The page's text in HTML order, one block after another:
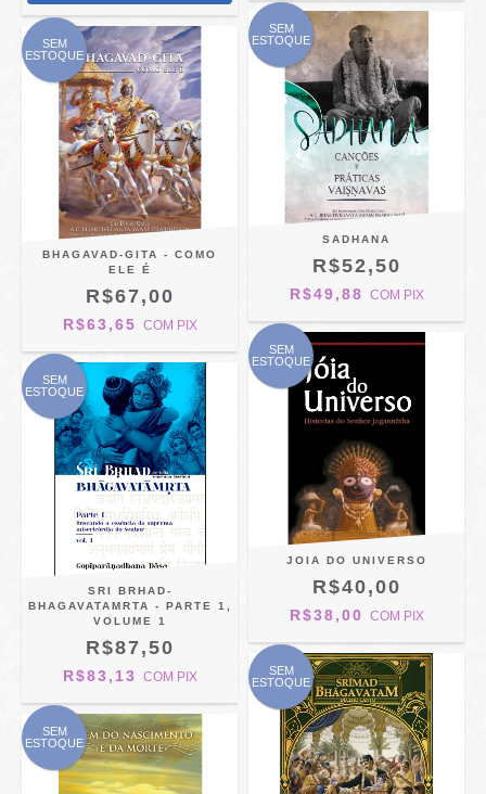
SEM
ESTOQUE
BHAGAVAD-GITA - COMO
ELE É
R$67,00
R$63,65 COM PIX
SEM
ESTOQUE
SADHANA
R$52,50
R$49,88 COM PIX
SEM
ESTOQUE
SRI BRHAD-
BHAGAVATAMRTA - PARTE 1,
VOLUME 1
R$87,50
R$83,13 COM PIX
SEM
ESTOQUE
JOIA DO UNIVERSO
R$40,00
R$38,00 COM PIX
SEM
ESTOQUE
SEM
ESTOQUE